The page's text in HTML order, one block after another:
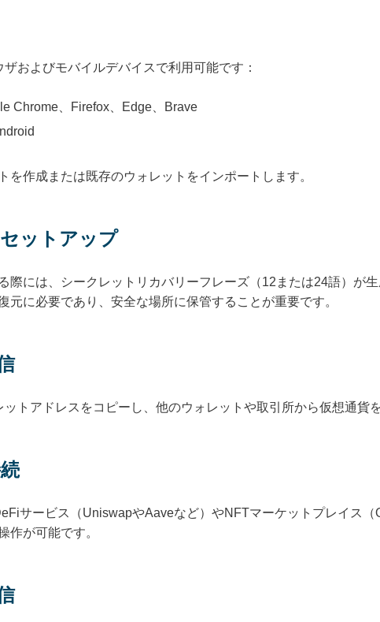
およびモバイルデバイスで利用可能です：
Chrome、Firefox、Edge、Brave
を作成または既存のウォレットをインポートします。
ットアップ
際には、シークレットリカバリーフレーズ（12または24語）が
元に必要であり、安全な場所に保管することが重要です。
トアドレスをコピーし、他のウォレットや取引所から仮想通貨
サービス（UniswapやAaveなど）やNFTマーケットプレイス
作が可能です。